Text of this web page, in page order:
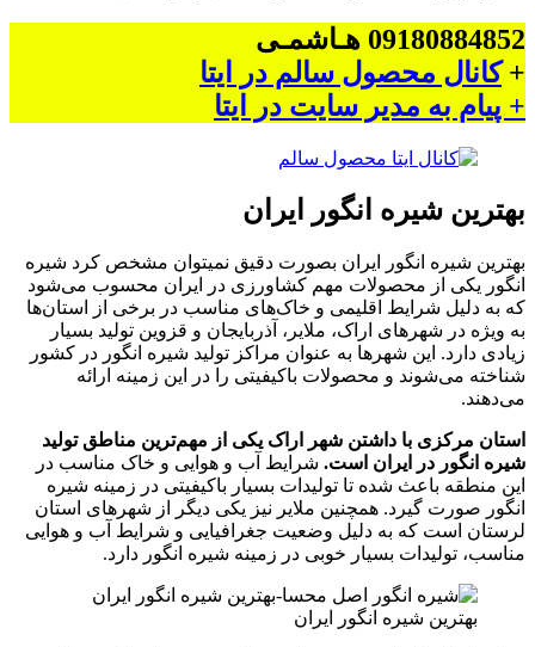
09180884852 هـاشمـی
+کانال محصول سالم در ایتا
+ پیام به مدیر سایت در ایتا
بهترین شیره انگور ایران
بهترین شیره انگور ایران بصورت دقیق نمیتوان مشخص کرد شیره
انگور یکی از محصولات مهم کشاورزی در ایران محسوب می‌شود
که به دلیل شرایط اقلیمی و خاک‌های مناسب در برخی از استان‌ها
به ویژه در شهرهای اراک، ملایر، آذربایجان و قزوین تولید بسیار
زیادی دارد. این شهرها به عنوان مراکز تولید شیره انگور در کشور
شناخته می‌شوند و محصولات باکیفیتی را در این زمینه ارائه
می‌دهند.
استان مرکزی با داشتن شهر اراک یکی از مهم‌ترین مناطق تولید
شیره انگور در ایران است. شرایط آب و هوایی و خاک مناسب در
این منطقه باعث شده تا تولیدات بسیار باکیفیتی در زمینه شیره
انگور صورت گیرد. همچنین ملایر نیز یکی دیگر از شهرهای استان
لرستان است که به دلیل وضعیت جغرافیایی و شرایط آب و هوایی
مناسب، تولیدات بسیار خوبی در زمینه شیره انگور دارد.
بهترین شیره انگور ایران